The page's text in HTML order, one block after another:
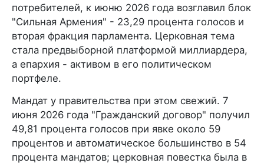
потребителей, к июню 2026 года возглавил блок
"Сильная Армения" - 23,29 процента голосов и
вторая фракция парламента. Церковная тема
стала предвыборной платформой миллиардера,
а епархия - активом в его политическом
портфеле.
Мандат у правительства при этом свежий. 7
июня 2026 года "Гражданский договор" получил
49,81 процента голосов при явке около 59
процентов и автоматическое большинство в 54
процента мандатов; церковная повестка была в